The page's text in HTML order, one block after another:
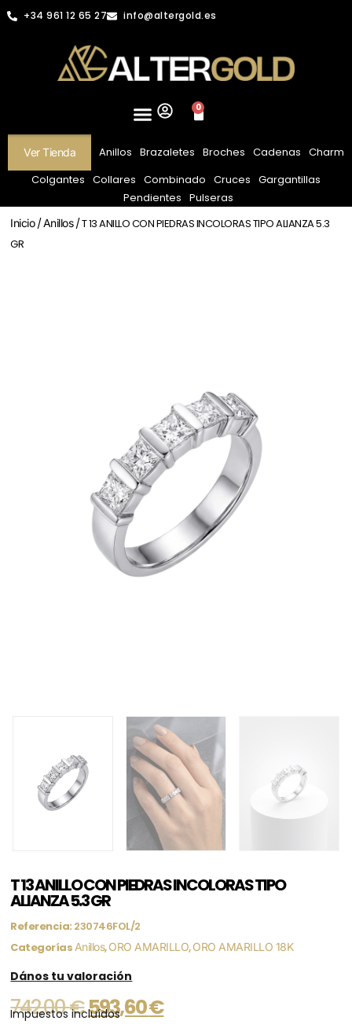
+34 961 12 65 27 info@altergold.es
0
Ver Tienda Anillos Brazaletes Broches Cadenas Charm
Colgantes Collares Combinado Cruces Gargantillas
Pendientes Pulseras
Inicio/Anillos/ T 13 ANILLO CON PIEDRAS INCOLORAS TIPO ALIANZA 5.3
GR
T 13 ANILLO CON PIEDRAS INCOLORAS TIPO
ALIANZA 5.3 GR
Referencia: 230746FOL/2
Categorías Anillos,ORO AMARILLO,ORO AMARILLO 18K
Dános tu valoración
742,00€593,60€
Impuestos incluídos